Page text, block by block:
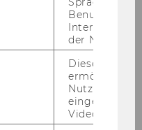
dass Reise-​
die aus An­lass
der Wirt­schafts­uni­
wer­den kön­
der Nutzer*in
Dieses Cookie
ermöglicht
Nutzung des
Video Players